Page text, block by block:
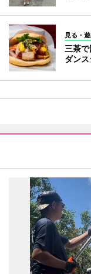
見る・
三茶
ダン